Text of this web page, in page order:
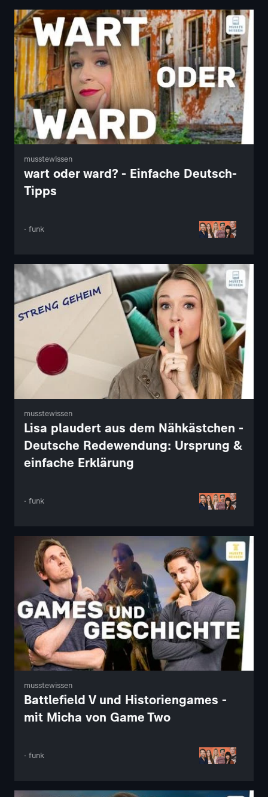
musstewissen
wart oder ward? - Einfache Deutsch-
Tipps
· funk
musstewissen
Lisa plaudert aus dem Nähkästchen -
Deutsche Redewendung: Ursprung &
einfache Erklärung
· funk
musstewissen
Battlefield V und Historiengames -
mit Micha von Game Two
· funk